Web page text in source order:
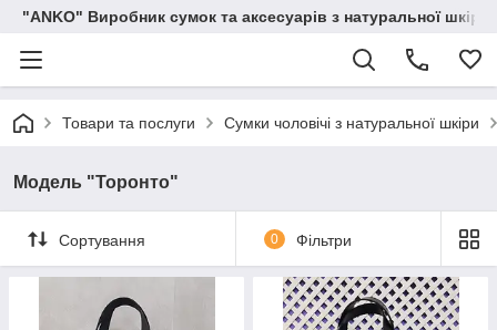
"ANKO" Виробник сумок та аксесуарів з натуральної шкіри.
Товари та послуги Сумки чоловічі з натуральної шкіри
Модель "Торонто"
Сортування 0 Фільтри